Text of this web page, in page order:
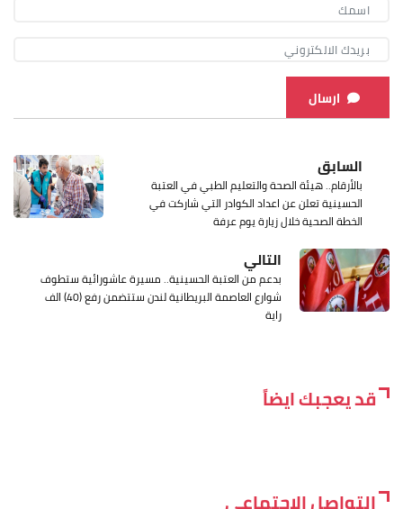
ارسال
السابق
بالأرقام.. هيئة الصحة والتعليم الطبي في العتبة
الحسينية تعلن عن اعداد الكوادر التي شاركت في
الخطة الصحية خلال زيارة يوم عرفة
التالي
بدعم من العتبة الحسينية.. مسيرة عاشورائية ستطوف
شوارع العاصمة البريطانية لندن ستتضمن رفع (40) الف
راية
قد يعجبك ايضاً
التواصل الاجتماعي